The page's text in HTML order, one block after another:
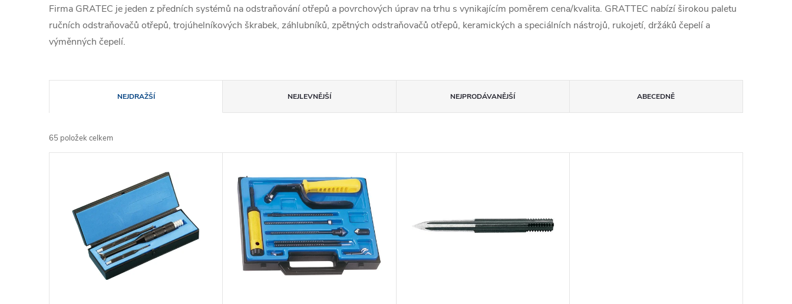
Firma GRATEC je jeden z předních systémů na odstraňování otřepů a povrchových úprav na trhu s vynikajícím poměrem cena/kvalita. GRATTEC nabízí širokou paletu
ručních odstraňovačů otřepů, trojúhelníkových škrabek, záhlubníků, zpětných odstraňovačů otřepů, keramických a speciálních nástrojů, rukojetí, držáků čepelí a
výměnných čepelí.
a
z
NEJDRAŽŠÍ NEJLEVNĚJŠÍ NEJPRODÁVANĚJŠÍ ABECEDNĚ
65 položek celkem